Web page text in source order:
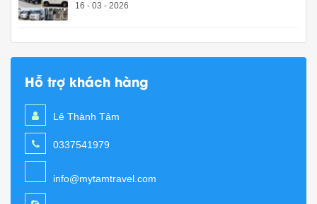
16 - 03 - 2026
Hỗ trợ khách hàng
Lê Thành Tâm
0337541979
info@mytamtravel.com